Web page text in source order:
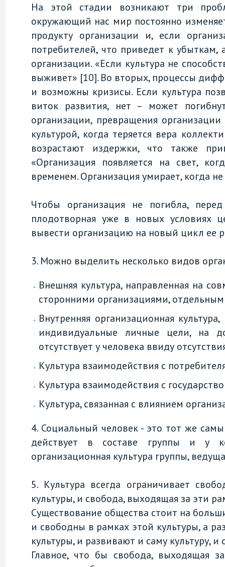
На этой стадии возникают три
окружающий нас мир постоянно
продукту организации и, если
потребителей, что приведет к
организации. «Если культура не
выживет» [10]. Во вторых, процессы
и возможны кризисы. Если культура
виток развития, нет – может
организации, превращения
культурой, когда теряется вера
возрастают издержки, что также
«Организация появляется на свет,
временем. Организация умирает, когда
Чтобы организация не погибла,
плодотворная уже в новых условиях
вывести организацию на новый цикл ее
3. Можно выделить несколько видов
Внешняя культура, направленная на
сторонними организациями,
Внутренняя организационная
индивидуальные личные цели, на
отсутствует у человека ввиду
Культура взаимодействия с
Культура взаимодействия с
Культура, связанная с влиянием
4. Социальный человек - это тот же
действует в составе группы и у
организационная культура группы,
5. Культура всегда ограничивает
культуры, и свобода, выходящая за эти
Существование общества стоит на
и свободны в рамках этой культуры, а
культуры, и развивают и саму культуру,
Главное, что бы свобода, выходящая